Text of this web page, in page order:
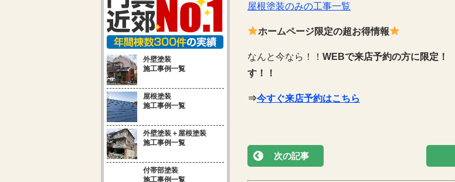
屋根塗装のみの工事一覧
ホームページ限定の超お得情報
なんと今なら！！ WEBで来店予約の方に限定！
す！！
⇒今すぐ来店予約はこちら
次の記事
外壁塗装
施工事例一覧
屋根塗装
施工事例一覧
外壁塗装＋屋根塗装
施工事例一覧
付帯部塗装
施工事例一覧